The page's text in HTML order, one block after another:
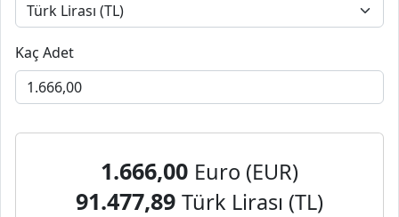
Kaç Adet
1.666,00 Euro (EUR)
91.477,89 Türk Lirası (TL)